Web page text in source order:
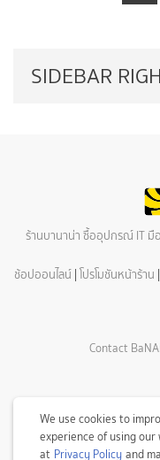
SIDEBAR
ร้านบานาน่า ซื้ออุปกรณ์ IT มื
ช้อปออนไลน์ โปรโมชันหน้าร้าน
Contact
We use cookies to
experience of using our
at Privacy Policy and